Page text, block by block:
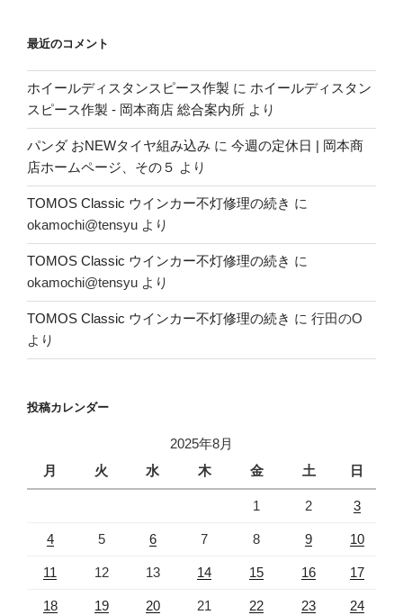
最近のコメント
ホイールディスタンスピース作製 に ホイールディスタン
スピース作製 - 岡本商店 総合案内所 より
パンダ おNEWタイヤ組み込み に 今週の定休日 | 岡本商
店ホームページ、その５ より
TOMOS Classic ウインカー不灯修理の続き に
okamochi@tensyu より
TOMOS Classic ウインカー不灯修理の続き に
okamochi@tensyu より
TOMOS Classic ウインカー不灯修理の続き に 行田のO
より
投稿カレンダー
2025年8月
月
火 水 木 金 土 日
1 2 3
4 5 6 7 8 9 10
11 12 13 14 15 16 17
18 19 20 21 22 23 24